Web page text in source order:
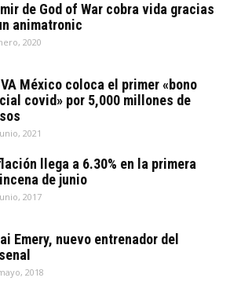
de God of War cobra vida gracias
animatronic
2020
México coloca el primer «bono
covid» por 5,000 millones de
2021
llega a 6.30% en la primera
de junio
2017
Emery, nuevo entrenador del
2018